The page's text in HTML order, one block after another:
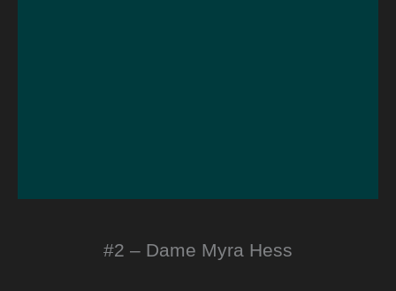
#2 – Dame Myra Hess